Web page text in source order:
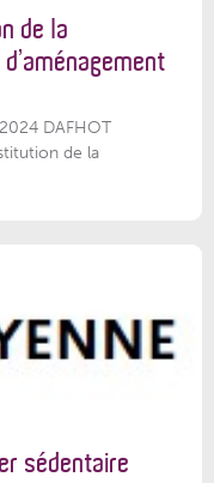
de la
DAFHOT
de la
sédentaire